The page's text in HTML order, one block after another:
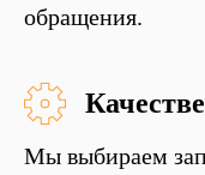
обращения.
Мы выбираем